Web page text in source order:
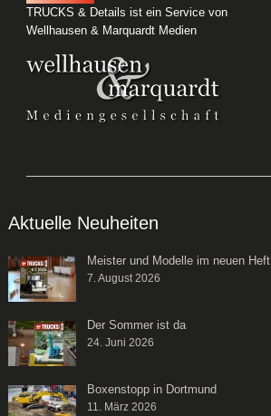
TRUCKS & Details ist ein Service von
Wellhausen & Marquardt Medien
Aktuelle Neuheiten
Meister und Modelle im neuen Heft
7. August 2026
Der Sommer ist da
24. Juni 2026
Boxenstopp in Dortmund
11. März 2026